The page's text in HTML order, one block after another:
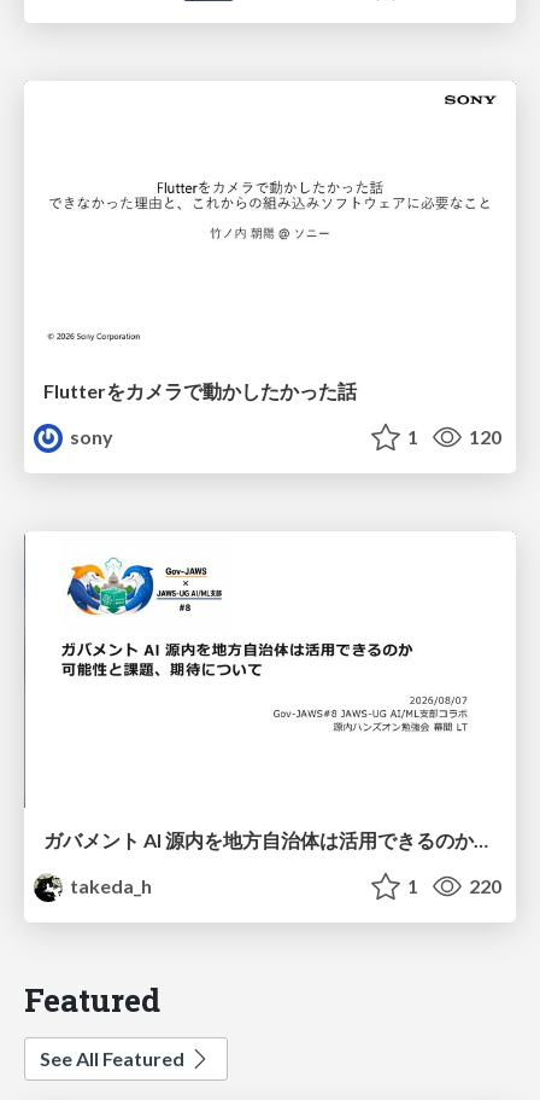
Flutterをカメラで動かしたかった話
sony
1 120
ガバメント AI 源内を地方自治体は活用できるのか 可能性と課題、期待について
takeda_h
1 220
Featured
See All Featured